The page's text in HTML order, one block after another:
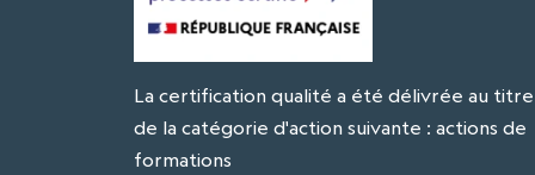
La certification qualité a été délivrée au titre
de la catégorie d'action suivante : actions de
formations